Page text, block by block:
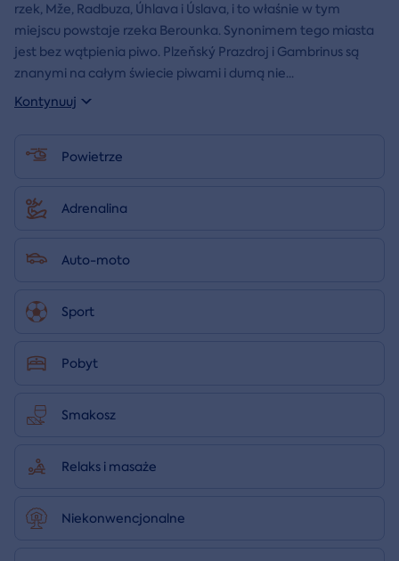
rzek, Mže, Radbuza, Úhlava i Úslava, i to właśnie w tym
miejscu powstaje rzeka Berounka. Synonimem tego miasta
jest bez wątpienia piwo. Plzeňský Prazdroj i Gambrinus są
znanymi na całym świecie piwami i dumą nie...
Kontynuuj
Powietrze
Adrenalina
Auto-moto
Sport
Pobyt
Smakosz
Relaks i masaże
Niekonwencjonalne